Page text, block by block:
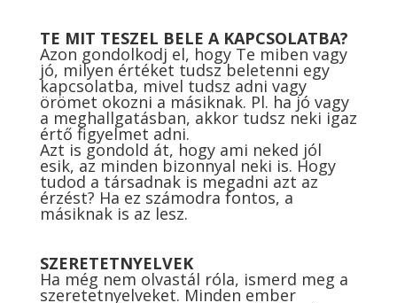
TE MIT TESZEL BELE A KAPCSOLATBA?
Azon gondolkodj el, hogy Te miben vagy
jó, milyen értéket tudsz beletenni egy
kapcsolatba, mivel tudsz adni vagy
örömet okozni a másiknak. Pl. ha jó vagy
a meghallgatásban, akkor tudsz neki igaz
értő figyelmet adni.
Azt is gondold át, hogy ami neked jól
esik, az minden bizonnyal neki is. Hogy
tudod a társadnak is megadni azt az
érzést? Ha ez számodra fontos, a
másiknak is az lesz.
SZERETETNYELVEK
Ha még nem olvastál róla, ismerd meg a
szeretetnyelveket. Minden ember